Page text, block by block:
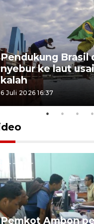
Pendukung Brasil
nyebur ke laut
kalah
6 Juli 2026 16:37
Pemkot Ambon